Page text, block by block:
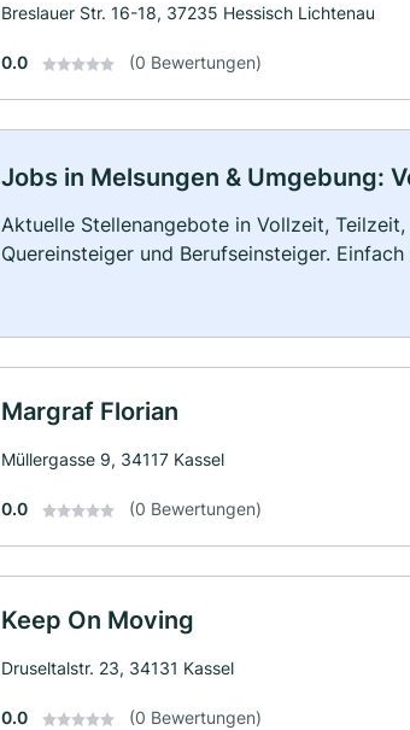
Breslauer Str. 16-18, 37235 Hessisch Lichtenau
0.0 (0 Bewertungen)
Jobs in Melsungen & Umgebung:
Aktuelle Stellenangebote in Vollzeit,
Quereinsteiger und Berufseinsteiger.
Margraf Florian
Müllergasse 9, 34117 Kassel
0.0 (0 Bewertungen)
Keep On Moving
Druseltalstr. 23, 34131 Kassel
0.0 (0 Bewertungen)